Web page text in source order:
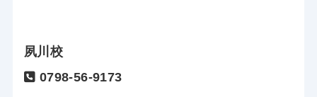
夙川校
0798-56-9173